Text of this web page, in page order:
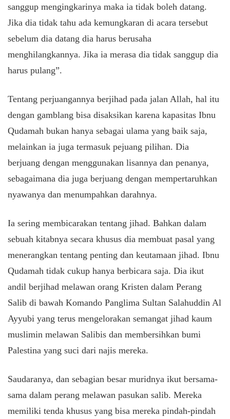
sanggup mengingkarinya maka ia tidak boleh datang.
Jika dia tidak tahu ada kemungkaran di acara tersebut
sebelum dia datang dia harus berusaha
menghilangkannya. Jika ia merasa dia tidak sanggup dia
harus pulang”.
Tentang perjuangannya berjihad pada jalan Allah, hal itu
dengan gamblang bisa disaksikan karena kapasitas Ibnu
Qudamah bukan hanya sebagai ulama yang baik saja,
melainkan ia juga termasuk pejuang pilihan. Dia
berjuang dengan menggunakan lisannya dan penanya,
sebagaimana dia juga berjuang dengan mempertaruhkan
nyawanya dan menumpahkan darahnya.
Ia sering membicarakan tentang jihad. Bahkan dalam
sebuah kitabnya secara khusus dia membuat pasal yang
menerangkan tentang penting dan keutamaan jihad. Ibnu
Qudamah tidak cukup hanya berbicara saja. Dia ikut
andil berjihad melawan orang Kristen dalam Perang
Salib di bawah Komando Panglima Sultan Salahuddin Al
Ayyubi yang terus mengelorakan semangat jihad kaum
muslimin melawan Salibis dan membersihkan bumi
Palestina yang suci dari najis mereka.
Saudaranya, dan sebagian besar muridnya ikut bersama-
sama dalam perang melawan pasukan salib. Mereka
memiliki tenda khusus yang bisa mereka pindah-pindah